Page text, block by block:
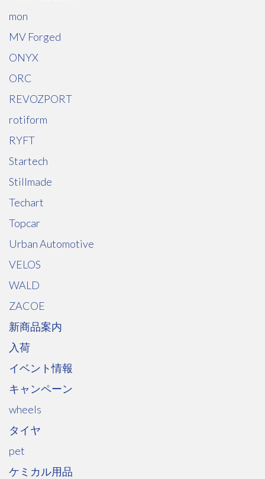
mon
MV Forged
ONYX
ORC
REVOZPORT
rotiform
RYFT
Startech
Stillmade
Techart
Topcar
Urban Automotive
VELOS
WALD
ZACOE
新商品案内
入荷
イベント情報
キャンペーン
wheels
タイヤ
pet
ケミカル用品